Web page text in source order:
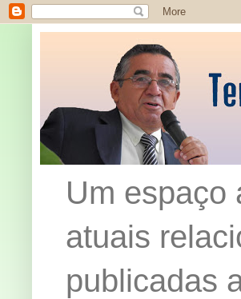
Um espaço
atuais
publicadas